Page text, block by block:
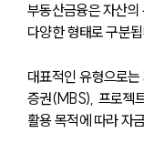
부동산금융은 자산
다양한 형태로 구분
대표적인 유형으로
증권(MBS), 프로젝
활용 목적에 따라 자